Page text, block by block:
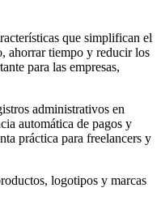
que simplifican el
ahorrar tiempo y reducir los
para las empresas,
administrativos en
automática de pagos y
práctica para freelancers y
logotipos y marcas